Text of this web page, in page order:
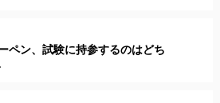
ペン、試験に持参するのはどち